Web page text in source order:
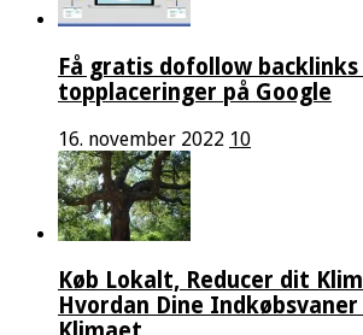
Få gratis dofollow backlinks
topplaceringer på Google
16. november 2022 10
Køb Lokalt, Reducer dit
Hvordan Dine